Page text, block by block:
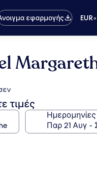
εφαρμογής
EUR•
τιμές
Ημερομηνίες